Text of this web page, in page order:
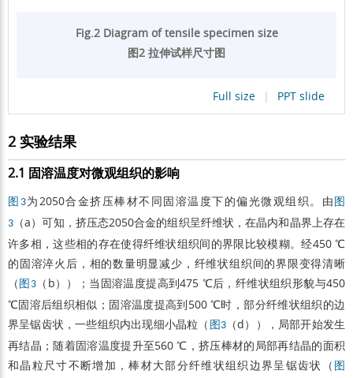
Fig.2 Diagram of tensile specimen size
图2 拉伸试样尺寸图
Full size | PPT slide
2 实验结果
2.1 固溶温度对微观组织的影响
图3为2050合金挤压棒材不同固溶温度下的偏光微观组织。由 图
3 （a）可知，挤压态2050合金的组织呈纤维状，在晶内和晶界上存在
许多相，这些相的存在使得纤维状组织间的界限比较模糊。经450 ℃
的固溶淬火后，相的数量明显减少，纤维状组织间的界限变得清晰
（ 图3（b））；当固溶温度提高到475 ℃后，纤维状组织形貌与450
℃固溶后组织相似；固溶温度提高到500 ℃时，部分纤维状组织的边
界呈锯齿状，一些组织内出现细小晶粒（ 图3（d）），局部开始发生
再结晶；随着固溶温度提升至560 ℃，挤压棒材的局部再结晶的面积
和晶粒尺寸不断增加，棒材大部分纤维状组织边界呈锯齿状（ 图